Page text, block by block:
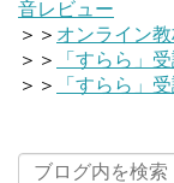
音レビュー
＞＞ オンライン
＞＞
「すらら」
＞＞
「すらら」